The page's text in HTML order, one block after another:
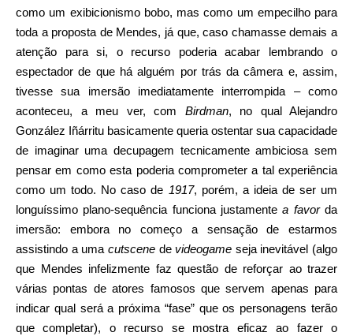
como um exibicionismo bobo, mas como um empecilho para
toda a proposta de Mendes, já que, caso chamasse demais a
atenção para si, o recurso poderia acabar lembrando o
espectador de que há alguém por trás da câmera e, assim,
tivesse sua imersão imediatamente interrompida – como
aconteceu, a meu ver, com Birdman, no qual Alejandro
González Iñárritu basicamente queria ostentar sua capacidade
de imaginar uma decupagem tecnicamente ambiciosa sem
pensar em como esta poderia comprometer a tal experiência
como um todo. No caso de 1917, porém, a ideia de ser um
longuíssimo plano-sequência funciona justamentea favorda
imersão: embora no começo a sensação de estarmos
assistindo a uma cutscene de videogame seja inevitável (algo
que Mendes infelizmente faz questão de reforçar ao trazer
várias pontas de atores famosos que servem apenas para
indicar qual será a próxima “fase” que os personagens terão
que completar), o recurso se mostra eficaz ao fazer o